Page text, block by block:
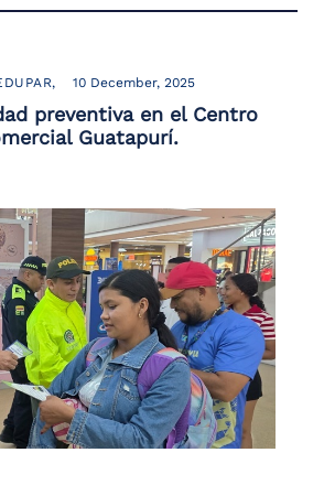
10 December, 2025
preventiva en el Centro
Guatapurí.